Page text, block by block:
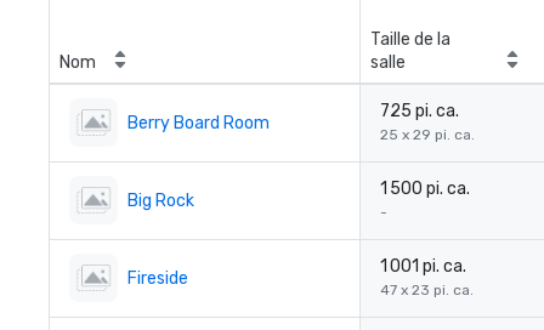
Nom
Taille de la
salle
Berry Board Room
725 pi. ca.
25 x 29 pi. ca.
Big Rock
1 500 pi. ca.
-
Fireside
1 001 pi. ca.
47 x 23 pi. ca.